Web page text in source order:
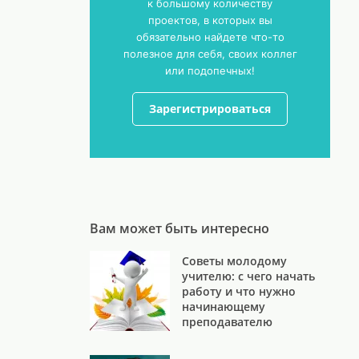
к большому количеству
проектов, в которых вы
обязательно найдете что-то
полезное для себя, своих коллег
или подопечных!
Зарегистрироваться
Вам может быть интересно
Советы молодому
учителю: с чего начать
работу и что нужно
начинающему
преподавателю